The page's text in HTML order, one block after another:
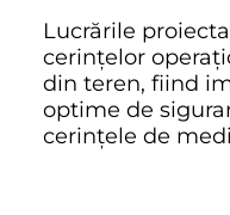
Lucrările
cerințelor
din teren, fiind
optime de
cerințele de